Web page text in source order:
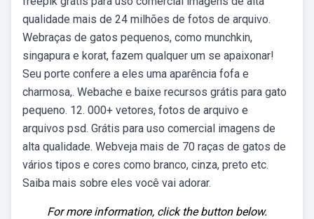
qualidade mais de 24 milhões de fotos de arquivo.
Webraças de gatos pequenos, como munchkin,
singapura e korat, fazem qualquer um se apaixonar!
Seu porte confere a eles uma aparência fofa e
charmosa,. Webache e baixe recursos grátis para gato
pequeno. 12. 000+ vetores, fotos de arquivo e
arquivos psd. Grátis para uso comercial imagens de
alta qualidade. Webveja mais de 70 raças de gatos de
vários tipos e cores como branco, cinza, preto etc.
Saiba mais sobre eles você vai adorar.
For more information, click the button below.